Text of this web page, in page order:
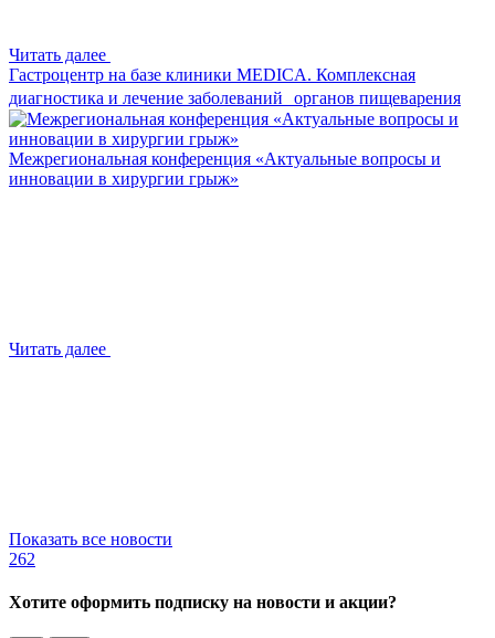
Читать далее
Гастроцентр на базе клиники MEDICA. Комплексная
диагностика и лечение заболеваний органов пищеварения
Межрегиональная конференция «Актуальные вопросы и
инновации в хирургии грыж»
Читать далее
Показать все новости
262
Хотите оформить подписку на новости и акции?